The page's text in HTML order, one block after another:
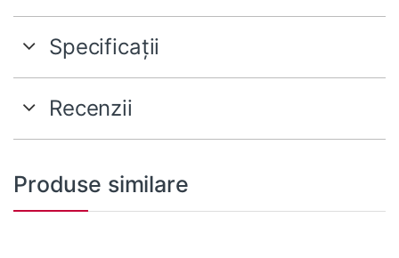
Specificații
Recenzii
Produse similare